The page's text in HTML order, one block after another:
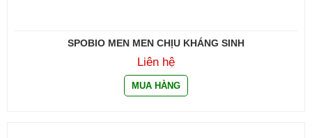
SPOBIO MEN MEN CHỊU KHÁNG SINH
Liên hệ